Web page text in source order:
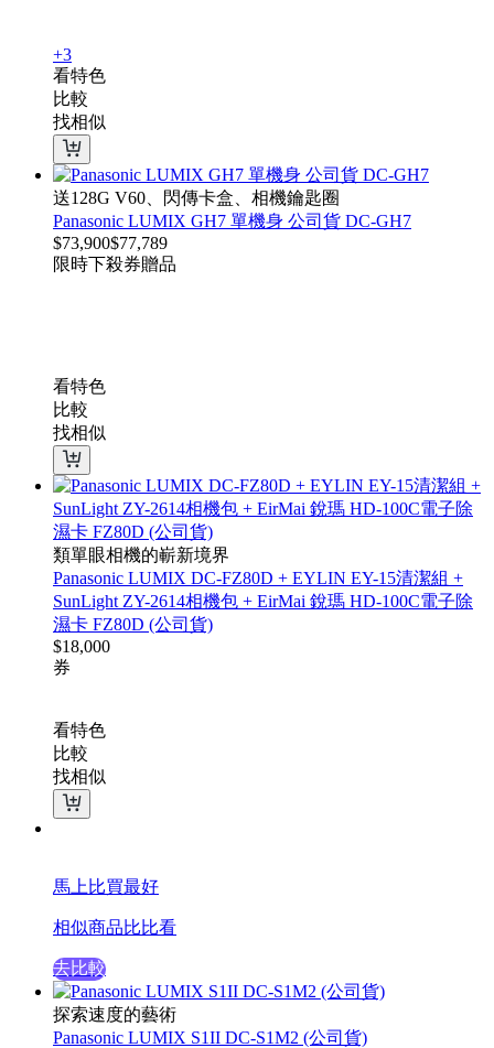
+3
看特色
比較
找相似
送128G V60、閃傳卡盒、相機鑰匙圈
Panasonic LUMIX GH7 單機身 公司貨 DC-GH7
$73,900$77,789
限時下殺券贈品
看特色
比較
找相似
類單眼相機的嶄新境界
Panasonic LUMIX DC-FZ80D + EYLIN EY-15清潔組 +
SunLight ZY-2614相機包 + EirMai 銳瑪 HD-100C電子除
濕卡 FZ80D (公司貨)
$18,000
券
看特色
比較
找相似
馬上比買最好
相似商品比比看
去比較
探索速度的藝術
Panasonic LUMIX S1II DC-S1M2 (公司貨)